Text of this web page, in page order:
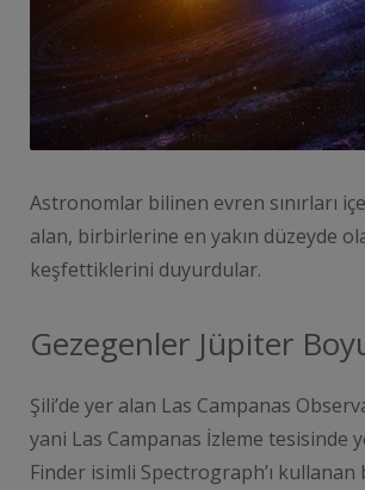
Astronomlar bilinen evren sınırları
alan, birbirlerine en yakın düzeyde
keşfettiklerini duyurdular.
Gezegenler Jüpiter
Şili’de yer alan Las Campanas
yani Las Campanas İzleme tesisinde
Finder isimli Spectrograph’ı kullanan